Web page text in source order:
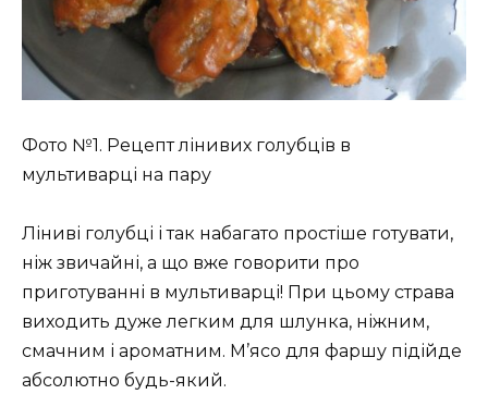
Фото №1. Рецепт лінивих голубців в
мультиварці на пару
Ліниві голубці і так набагато простіше готувати,
ніж звичайні, а що вже говорити про
приготуванні в мультиварці! При цьому страва
виходить дуже легким для шлунка, ніжним,
смачним і ароматним. М’ясо для фаршу підійде
абсолютно будь-який.